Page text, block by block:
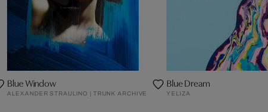
Blue Window
ALEXANDER STRAULINO | TRUNK ARCHIVE
Blue Dream
YELIZA